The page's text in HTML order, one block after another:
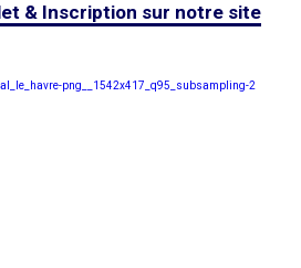
& Inscription sur notre site